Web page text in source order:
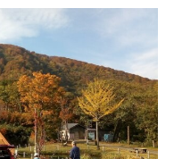
場情報
ンプ場